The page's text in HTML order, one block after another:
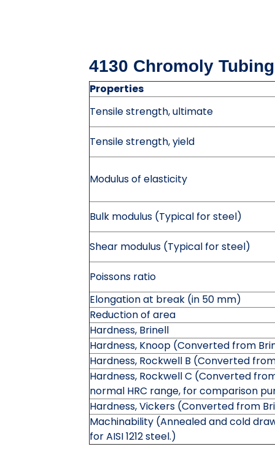
4130 Chromoly
Properties
Tensile strength, ultimate
Tensile strength, yield
Modulus of elasticity
Bulk modulus (Typical for steel)
Shear modulus (Typical for steel)
Poissons ratio
Elongation at break (in 50 mm)
Reduction of area
Hardness, Brinell
Hardness, Knoop (Converted from
Hardness, Rockwell B (Converted
Hardness, Rockwell C (Converted
normal HRC range, for comparison
Hardness, Vickers (Converted from
Machinability (Annealed and cold
for AISI 1212 steel.)